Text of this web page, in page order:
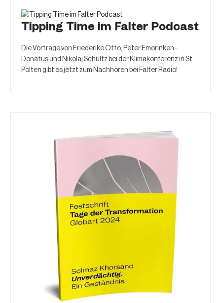
Tipping Time im Falter Podcast
Die Vorträge von Friederike Otto, Peter Emorinken-
Donatus und Nikolaj Schultz bei der Klimakonferenz in St.
Pölten gibt es jetzt zum Nachhören bei Falter Radio!